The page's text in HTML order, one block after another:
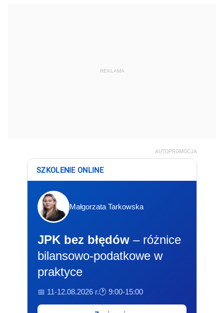
REKLAMA
AUTOPROMOCJA
SZKOLENIE ONLINE
Małgorzata Tarkowska
JPK bez błędów – różnice
bilansowo-podatkowe w
praktyce
📅 11-12.08.2026 r.🕐 9:00-15:00